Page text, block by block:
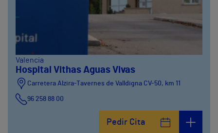
Valencia
Hospital Vithas Aguas Vivas
Carretera Alzira-Tavernes de Valldigna CV-50, km 11
96 258 88 00
Pedir Cita